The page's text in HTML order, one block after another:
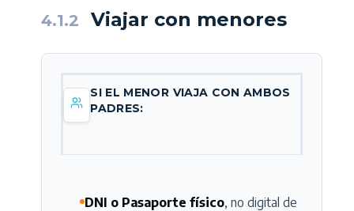
4.1.2 Viajar con menores
SI EL MENOR VIAJA CON AMBOS
PADRES:
DNI o Pasaporte físico, no digital de